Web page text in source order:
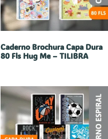
Caderno Brochura Capa Dura
80 Fls Hug Me – TILIBRA